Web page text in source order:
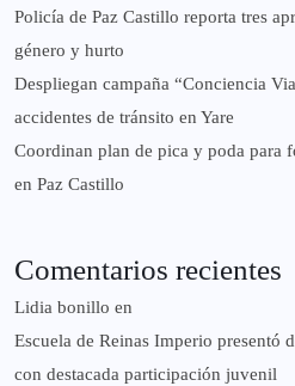
‎Policía de Paz Castillo reporta tres
género y hurto
‎Despliegan campaña “Conciencia
accidentes de tránsito en Yare
Coordinan plan de pica y poda para
en Paz Castillo
Comentarios recientes
Lidia bonillo en
Escuela de Reinas Imperio presentó
con destacada participación juvenil